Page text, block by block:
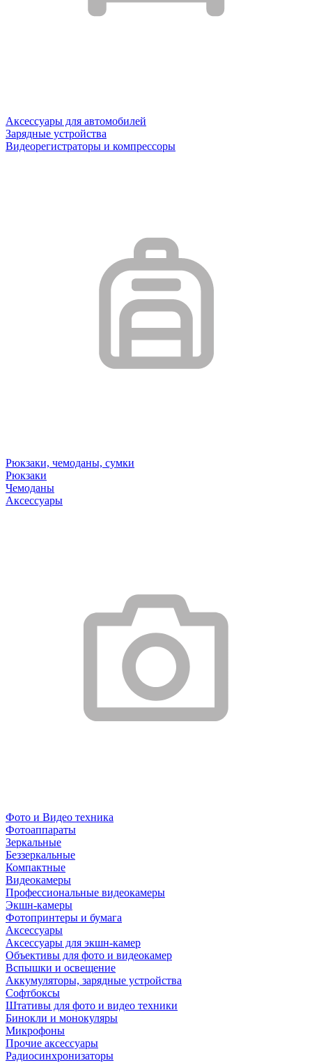
Аксессуары для автомобилей
Зарядные устройства
Видеорегистраторы и компрессоры
Рюкзаки, чемоданы, сумки
Рюкзаки
Чемоданы
Аксессуары
Фото и Видео техника
Фотоаппараты
Зеркальные
Беззеркальные
Компактные
Видеокамеры
Профессиональные видеокамеры
Экшн-камеры
Фотопринтеры и бумага
Аксессуары
Аксессуары для экшн-камер
Объективы для фото и видеокамер
Вспышки и освещение
Аккумуляторы, зарядные устройства
Софтбоксы
Штативы для фото и видео техники
Бинокли и монокуляры
Микрофоны
Прочие аксессуары
Радиосинхронизаторы